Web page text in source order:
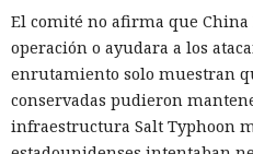
El comité no afirma que China
operación o ayudara a los
enrutamiento solo muestran
conservadas pudieron
infraestructura Salt Typhoon